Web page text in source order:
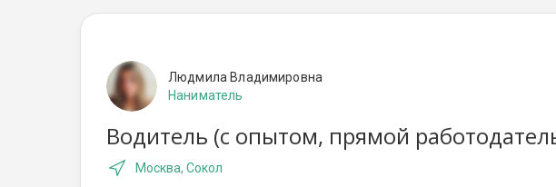
Людмила Владимировна
Наниматель
Водитель (с опытом, прямой
Москва, Сокол